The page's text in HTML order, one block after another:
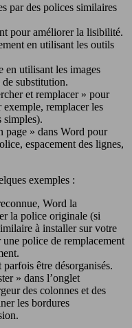
par des polices similaires
pour améliorer la lisibilité.
en utilisant les outils
en utilisant les images
substitution.
et remplacer » pour
exemple, remplacer les
simples).
page » dans Word pour
espacement des lignes,
exemples :
Word la
la police originale (si
à installer sur votre
police de remplacement
être désorganisés.
» dans l’onglet
des colonnes et des
les bordures